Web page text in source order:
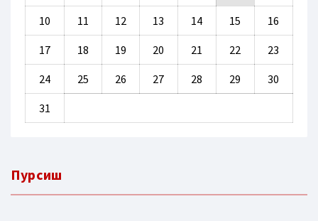
10 11 12 13 14 15 16
17 18 19 20 21 22 23
24 25 26 27 28 29 30
31
Пурсиш